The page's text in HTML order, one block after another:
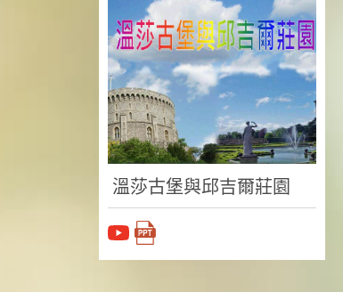
溫莎古堡與邱吉爾莊園